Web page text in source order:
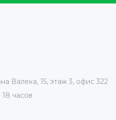
Валека, 15, этаж 3, офис 322
часов